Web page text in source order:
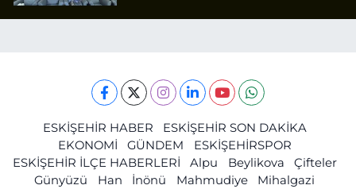
ESKİŞEHİR HABER
ESKİŞEHİR SON DAKİKA
EKONOMİ
GÜNDEM
ESKİŞEHİRSPOR
ESKİŞEHİR İLÇE HABERLERİ
Alpu Beylikova
Çifteler
Günyüzü
Han İnönü Mahmudiye
Mihalgazi